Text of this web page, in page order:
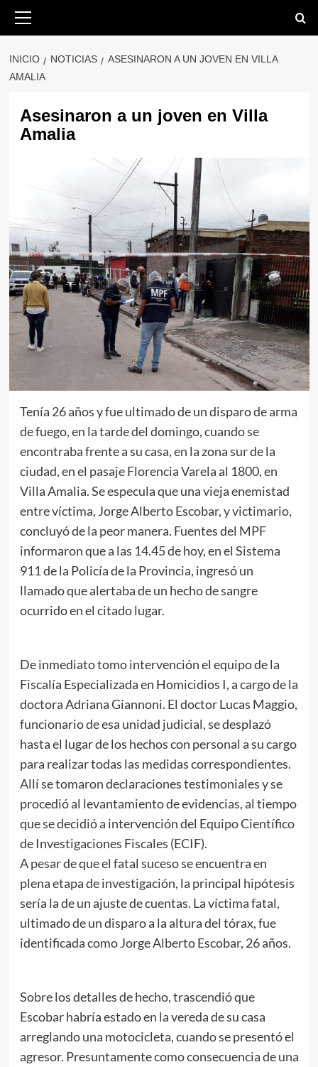
Saltar
primario
INICIO NOTICIAS
ASESINARON A UN JOVEN EN VILLA
AMALIA
Asesinaron a un joven en Villa
Amalia
Tenía 26 años y fue ultimado de un disparo de arma
de fuego, en la tarde del domingo, cuando se
encontraba frente a su casa, en la zona sur de la
ciudad, en el pasaje Florencia Varela al 1800, en
Villa Amalia. Se especula que una vieja enemistad
entre víctima, Jorge Alberto Escobar, y victimario,
concluyó de la peor manera. Fuentes del MPF
informaron que a las 14.45 de hoy, en el Sistema
911 de la Policía de la Provincia, ingresó un
llamado que alertaba de un hecho de sangre
ocurrido en el citado lugar.
De inmediato tomo intervención el equipo de la
Fiscalía Especializada en Homicidios I, a cargo de la
doctora Adriana Giannoni. El doctor Lucas Maggio,
funcionario de esa unidad judicial, se desplazó
hasta el lugar de los hechos con personal a su cargo
para realizar todas las medidas correspondientes.
Allí se tomaron declaraciones testimoniales y se
procedió al levantamiento de evidencias, al tiempo
que se decidió a intervención del Equipo Científico
de Investigaciones Fiscales (ECIF).
A pesar de que el fatal suceso se encuentra en
plena etapa de investigación, la principal hipótesis
sería la de un ajuste de cuentas. La víctima fatal,
ultimado de un disparo a la altura del tórax, fue
identificada como Jorge Alberto Escobar, 26 años.
Sobre los detalles de hecho, trascendió que
Escobar habría estado en la vereda de su casa
arreglando una motocicleta, cuando se presentó el
agresor. Presuntamente como consecuencia de una